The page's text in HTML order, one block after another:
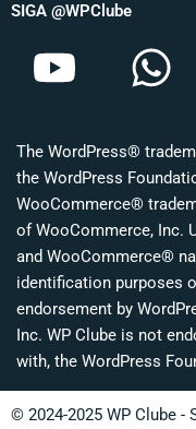
SIGA @WPClube
Y
o
u
t
u
b
e
W
h
a
t
s
a
p
p
The WordPress®
the WordPress
WooCommerce®
of WooCommerce, Inc.
and WooCommerce®
identification purposes
endorsement by
Inc. WP Clube is not
with, the WordPress
© 2024-2025 WP Clube -